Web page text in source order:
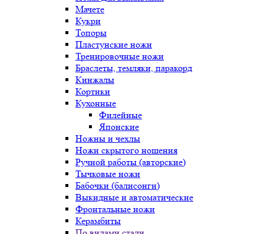
Мачете
Кукри
Топоры
Пластунские ножи
Тренировочные ножи
Браслеты, темляки, паракорд
Кинжалы
Кортики
Кухонные
Филейные
Японские
Ножны и чехлы
Ножи скрытого ношения
Ручной работы (авторские)
Тычковые ножи
Бабочки (балисонги)
Выкидные и автоматические
Фронтальные ножи
Керамбиты